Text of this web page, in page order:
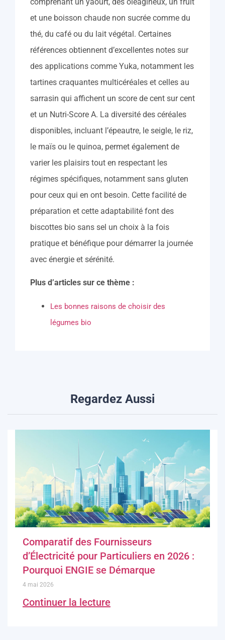
et une boisson chaude non sucrée comme du
thé, du café ou du lait végétal. Certaines
références obtiennent d’excellentes notes sur
des applications comme Yuka, notamment les
tartines craquantes multicéréales et celles au
sarrasin qui affichent un score de cent sur cent
et un Nutri-Score A. La diversité des céréales
disponibles, incluant l’épeautre, le seigle, le riz,
le maïs ou le quinoa, permet également de
varier les plaisirs tout en respectant les
régimes spécifiques, notamment sans gluten
pour ceux qui en ont besoin. Cette facilité de
préparation et cette adaptabilité font des
biscottes bio sans sel un choix à la fois
pratique et bénéfique pour démarrer la journée
avec énergie et sérénité.
Plus d’articles sur ce thème :
Les bonnes raisons de choisir des
légumes bio
Regardez Aussi
Comparatif des Fournisseurs
d’Électricité pour Particuliers en 2026 :
Pourquoi ENGIE se Démarque
4 mai 2026
Continuer la lecture